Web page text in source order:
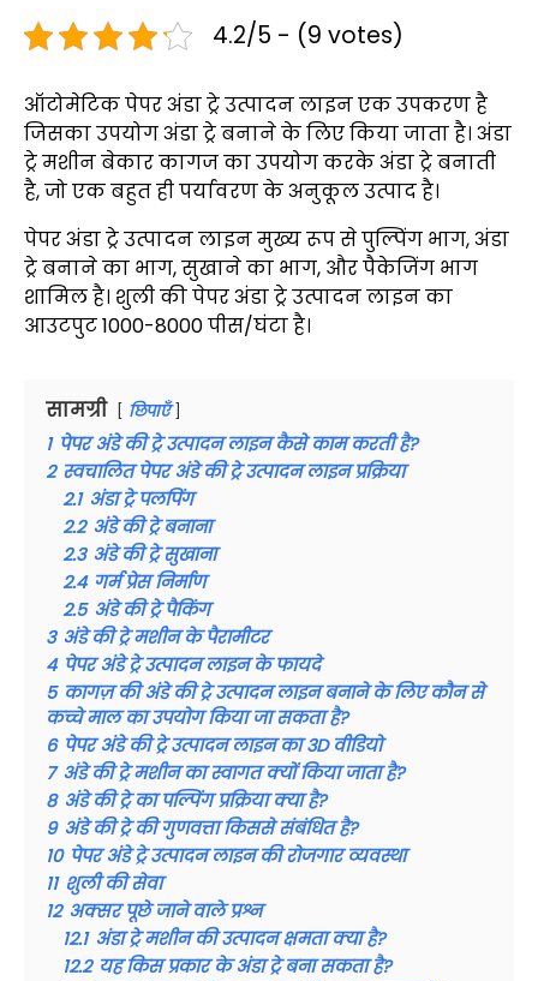
4.2/5 - (9 votes)
ऑटोमेटिक पेपर अंडा ट्रे उत्पादन लाइन एक उपकरण है
जिसका उपयोग अंडा ट्रे बनाने के लिए किया जाता है। अंडा
ट्रे मशीन बेकार कागज का उपयोग करके अंडा ट्रे बनाती
है, जो एक बहुत ही पर्यावरण के अनुकूल उत्पाद है।
पेपर अंडा ट्रे उत्पादन लाइन मुख्य रूप से पुल्पिंग भाग, अंडा
ट्रे बनाने का भाग, सुखाने का भाग, और पैकेजिंग भाग
शामिल है। शुली की पेपर अंडा ट्रे उत्पादन लाइन का
आउटपुट 1000-8000 पीस/घंटा है।
सामग्री छिपाएँ
1 पेपर अंडे की ट्रे उत्पादन लाइन कैसे काम करती है?
2 स्वचालित पेपर अंडे की ट्रे उत्पादन लाइन प्रक्रिया
2.1 अंडा ट्रे पलपिंग
2.2 अंडे की ट्रे बनाना
2.3 अंडे की ट्रे सुखाना
2.4 गर्म प्रेस निर्माण
2.5 अंडे की ट्रे पैकिंग
3 अंडे की ट्रे मशीन के पैरामीटर
4 पेपर अंडे ट्रे उत्पादन लाइन के फायदे
5 कागज़ की अंडे की ट्रे उत्पादन लाइन बनाने के लिए कौन से
कच्चे माल का उपयोग किया जा सकता है?
6 पेपर अंडे की ट्रे उत्पादन लाइन का 3D वीडियो
7 अंडे की ट्रे मशीन का स्वागत क्यों किया जाता है?
8 अंडे की ट्रे का पल्पिंग प्रक्रिया क्या है?
9 अंडे की ट्रे की गुणवत्ता किससे संबंधित है?
10 पेपर अंडे ट्रे उत्पादन लाइन की रोजगार व्यवस्था
11 शुली की सेवा
12 अक्सर पूछे जाने वाले प्रश्न
12.1 अंडा ट्रे मशीन की उत्पादन क्षमता क्या है?
12.2 यह किस प्रकार के अंडा ट्रे बना सकता है?